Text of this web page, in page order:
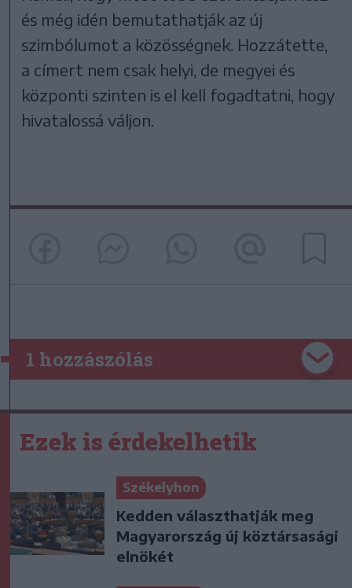
és még idén bemutathatják az új
szimbólumot a közösségnek. Hozzátette,
a címert nem csak helyi, de megyei és
központi szinten is el kell fogadtatni, hogy
hivatalossá váljon.
1 hozzászólás
Ezek is érdekelhetik
Székelyhon
Kedden választhatják meg
Magyarország új köztársasági
elnökét